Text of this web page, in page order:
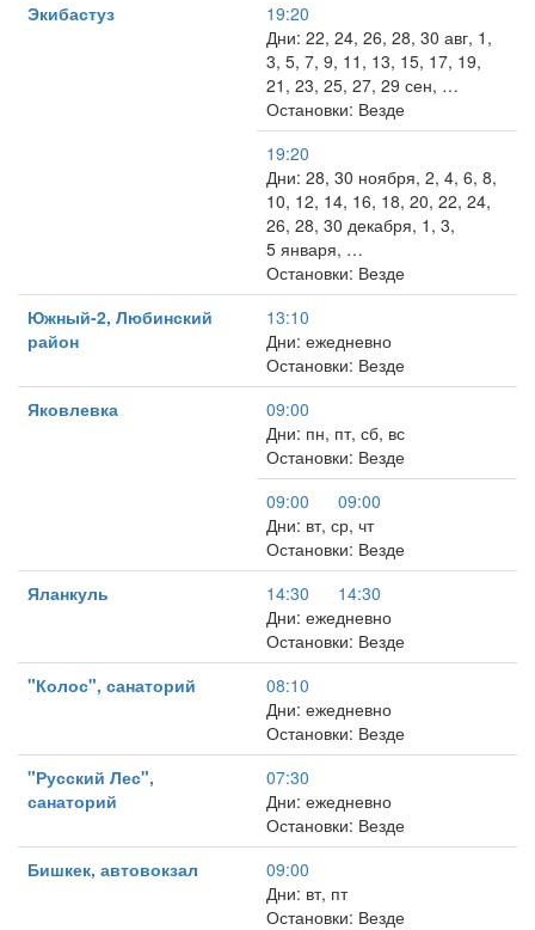
Экибастуз
19:20
Дни: 22, 24, 26, 28, 30 авг, 1,
3, 5, 7, 9, 11, 13, 15, 17, 19,
21, 23, 25, 27, 29 сен, …
Остановки: Везде
19:20
Дни: 28, 30 ноября, 2, 4, 6, 8,
10, 12, 14, 16, 18, 20, 22, 24,
26, 28, 30 декабря, 1, 3,
5 января, …
Остановки: Везде
Южный-2, Любинский
район
13:10
Дни: ежедневно
Остановки: Везде
Яковлевка
09:00
Дни: пн, пт, сб, вс
Остановки: Везде
09:00
09:00
Дни: вт, ср, чт
Остановки: Везде
Яланкуль
14:30
14:30
Дни: ежедневно
Остановки: Везде
"Колос", санаторий
08:10
Дни: ежедневно
Остановки: Везде
"Русский Лес",
санаторий
07:30
Дни: ежедневно
Остановки: Везде
Бишкек, автовокзал
09:00
Дни: вт, пт
Остановки: Везде